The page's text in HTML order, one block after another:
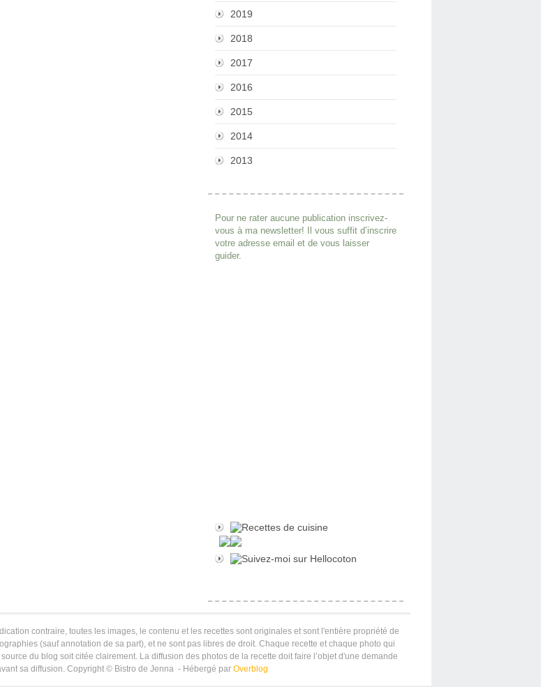
2019
2018
2017
2016
2015
2014
2013
Pour ne rater aucune publication inscrivez-
vous à ma newsletter! Il vous suffit d’inscrire
votre adresse email et de vous laisser
guider.
contraire, toutes les images, le contenu et les recettes sont originales et sont l'entière propriété de
(sauf annotation de sa part), et ne sont pas libres de droit. Chaque recette et chaque photo qui
du blog soit citée clairement. La diffusion des photos de la recette doit faire l’objet d'une demande
sa diffusion. Copyright © Bistro de Jenna - Hébergé par Overblog